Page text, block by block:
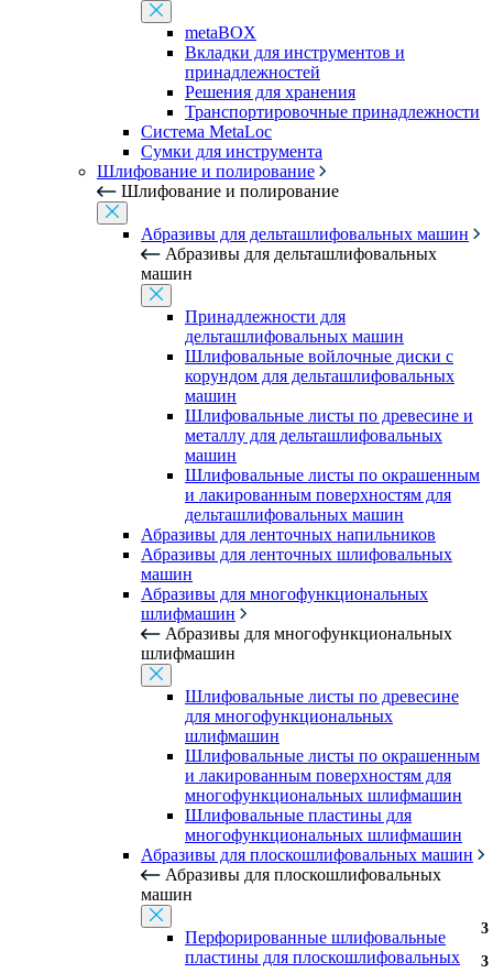
metaBOX
Вкладки для инструментов и
принадлежностей
Решения для хранения
Транспортировочные принадлежности
Система MetaLoc
Сумки для инструмента
Шлифование и полирование
Шлифование и полирование
Абразивы для дельташлифовальных машин
Абразивы для дельташлифовальных
машин
Принадлежности для
дельташлифовальных машин
Шлифовальные войлочные диски с
корундом для дельташлифовальных
машин
Шлифовальные листы по древесине и
металлу для дельташлифовальных
машин
Шлифовальные листы по окрашенным
и лакированным поверхностям для
дельташлифовальных машин
Абразивы для ленточных напильников
Абразивы для ленточных шлифовальных
машин
Абразивы для многофункциональных
шлифмашин
Абразивы для многофункциональных
шлифмашин
Шлифовальные листы по древесине
для многофункциональных
шлифмашин
Шлифовальные листы по окрашенным
и лакированным поверхностям для
многофункциональных шлифмашин
Шлифовальные пластины для
многофункциональных шлифмашин
Абразивы для плоскошлифовальных машин
Абразивы для плоскошлифовальных
машин
Перфорированные шлифовальные
пластины для плоскошлифовальных
3
3
3
3